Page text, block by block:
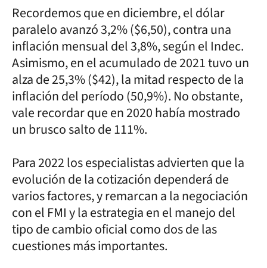
Recordemos que en diciembre, el dólar
paralelo avanzó 3,2% ($6,50), contra una
inflación mensual del 3,8%, según el Indec.
Asimismo, en el acumulado de 2021 tuvo un
alza de 25,3% ($42), la mitad respecto de la
inflación del período (50,9%). No obstante,
vale recordar que en 2020 había mostrado
un brusco salto de 111%.
Para 2022 los especialistas advierten que la
evolución de la cotización dependerá de
varios factores, y remarcan a la negociación
con el FMI y la estrategia en el manejo del
tipo de cambio oficial como dos de las
cuestiones más importantes.